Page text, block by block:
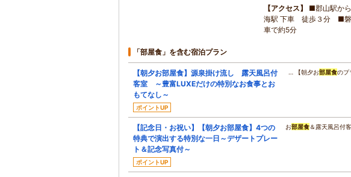
アクセス
■郡山駅か
海駅 下車 徒歩３分 ■磐
車で約5分
「部屋食」を含む宿泊プラン
【朝夕お部屋食】源泉掛け流し 露天風呂付
客室 ～豊富LUXEだけの特別なお食事とお
もてなし～
ポイントUP
… 【朝夕お部屋食のプ
【記念日・お祝い】【朝夕お部屋食】4つの
特典で演出する特別な一日～デザートプレー
ト＆記念写真付～
ポイントUP
お部屋食＆露天風呂付